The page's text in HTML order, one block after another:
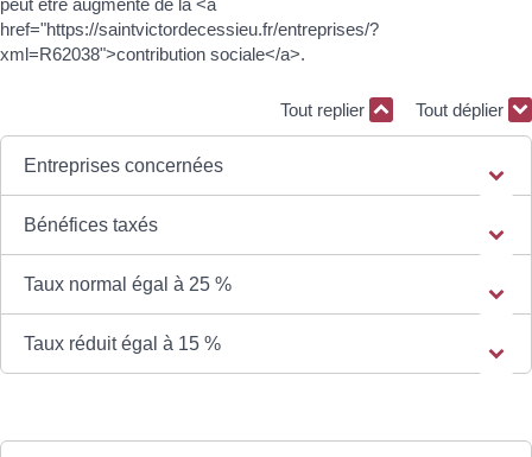
href="https://saintvictordecessieu.fr/entreprises/?
xml=R62038">contribution sociale</a>.
Tout replier Tout déplier
Entreprises concernées
Bénéfices taxés
Taux normal égal à 25 %
Taux réduit égal à 15 %